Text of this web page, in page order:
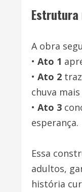
A obra
• Ato 1
• Ato 2
chuva
• Ato 3
esperança.
Essa
adultos,
história